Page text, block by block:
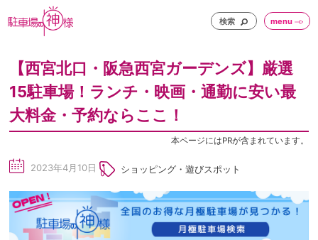
検索 menu
【西宮北口・阪急西宮ガーデンズ】厳選
15駐車場！ランチ・映画・通勤に安い最
大料金・予約ならここ！
本ページにはPRが含まれています。
he
du
le
2023年4月10日 ショッピング・遊びスポット